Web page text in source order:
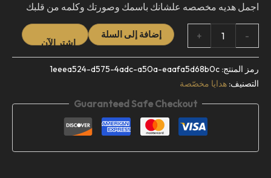
اجمل هديه مخصصه علشانك باسمك وصورتك وكلمه من قلبك
-
+ إضافة إلى السلة
رمز المنتج: 1eeea524-d575-4adc-a50a-eaafa5d68b0c
التصنيف: هدايا مخصّصة
Guaranteed Safe Checkout